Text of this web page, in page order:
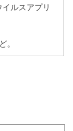
ルスアプリ
。